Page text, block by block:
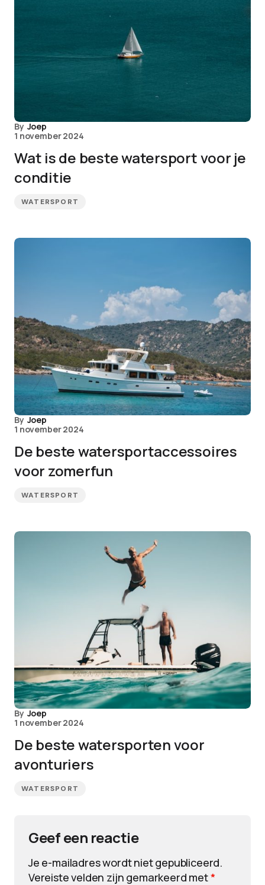
By Joep
1 november 2024
Wat is de beste watersport voor je
conditie
WATERSPORT
By Joep
1 november 2024
De beste watersportaccessoires
voor zomerfun
WATERSPORT
By Joep
1 november 2024
De beste watersporten voor
avonturiers
WATERSPORT
Geef een reactie
Je e-mailadres wordt niet gepubliceerd.
Vereiste velden zijn gemarkeerd met*